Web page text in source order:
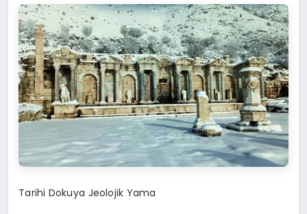
Tarihi Dokuya Jeolojik Yama